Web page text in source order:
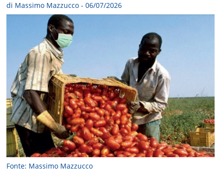
di Massimo Mazzucco - 06/07/2026
Fonte: Massimo Mazzucco